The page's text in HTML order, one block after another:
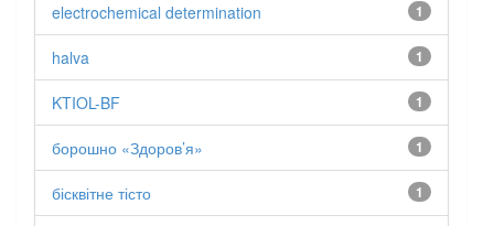
1
electrochemical determination
1
halva
1
KTIOL-BF
1
борошно «Здоров’я»
1
бісквітне тісто